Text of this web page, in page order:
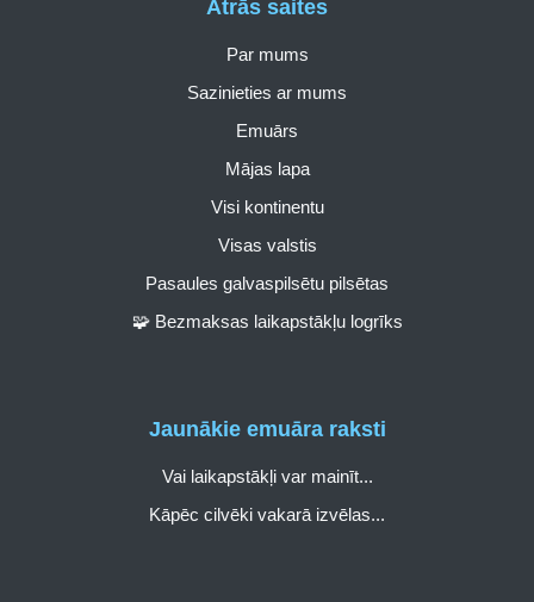
Ātrās saites
Par mums
Sazinieties ar mums
Emuārs
Mājas lapa
Visi kontinentu
Visas valstis
Pasaules galvaspilsētu pilsētas
🧩 Bezmaksas laikapstākļu logrīks
Jaunākie emuāra raksti
Vai laikapstākļi var mainīt...
Kāpēc cilvēki vakarā izvēlas...